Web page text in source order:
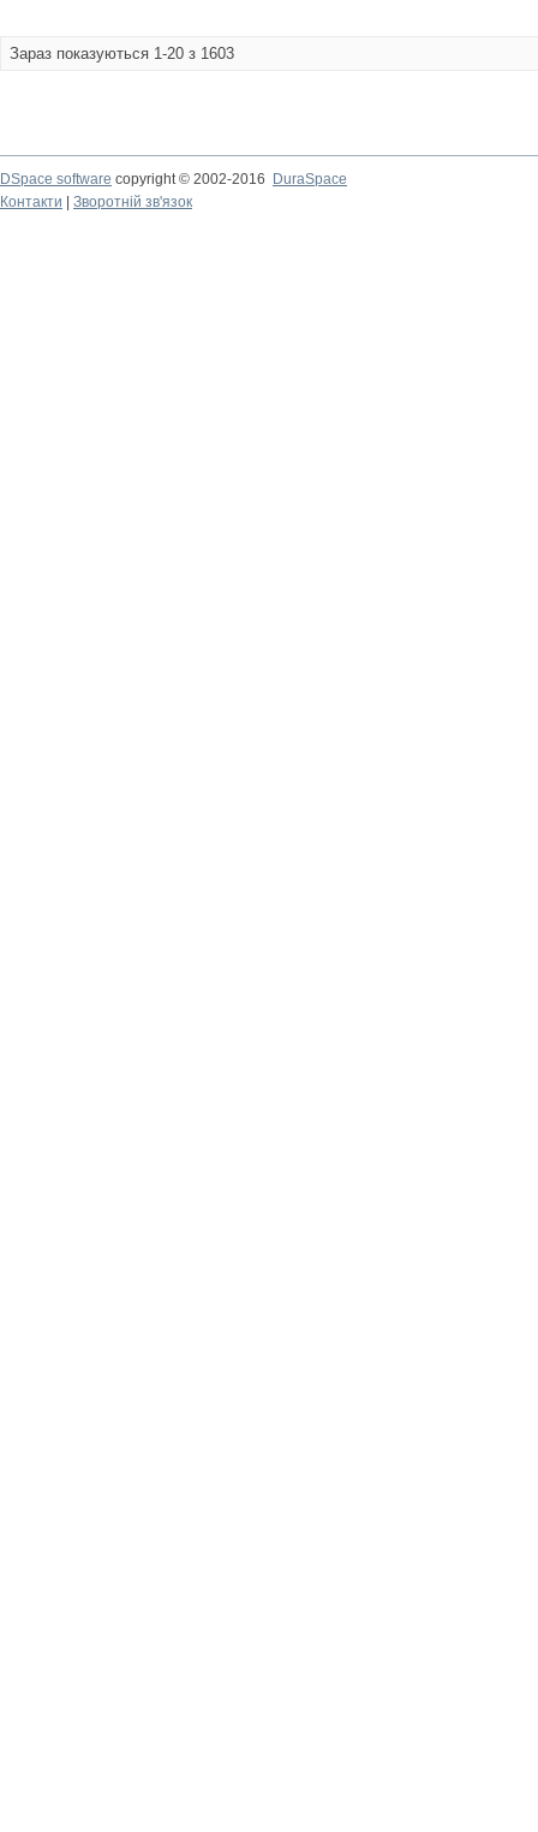
Зараз показуються 1-20 з 1603
DSpace software copyright © 2002-2016
DuraSpace
Контакти
Зворотній зв'язок